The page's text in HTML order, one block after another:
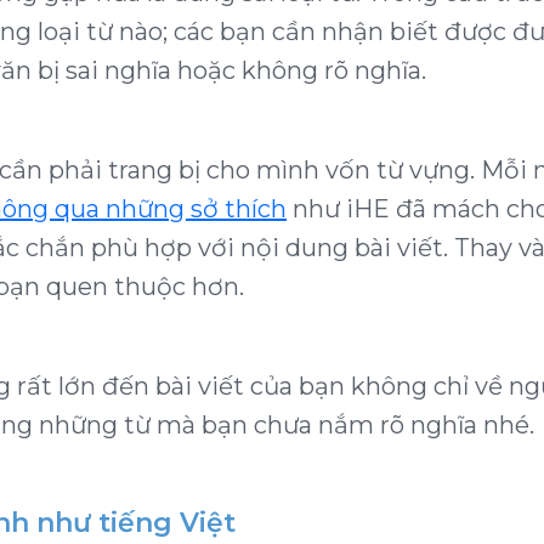
loại từ nào; các bạn cần nhận biết được
bị sai nghĩa hoặc không rõ nghĩa.
phải trang bị cho mình vốn từ vựng.
qua những sở thích như iHE đã mách
chắn phù hợp với nội dung bài viết. Thay
quen thuộc hơn.
rất lớn đến bài viết của bạn không chỉ về
những từ mà bạn chưa nắm rõ nghĩa nhé.
như tiếng Việt